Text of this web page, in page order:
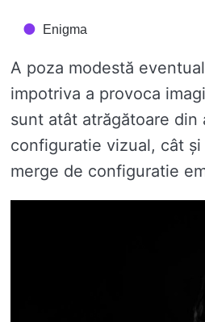
Enigma
A poza modestă
impotriva a provoca
sunt atât atrăgătoare din
configuratie vizual, cât
merge de configuratie